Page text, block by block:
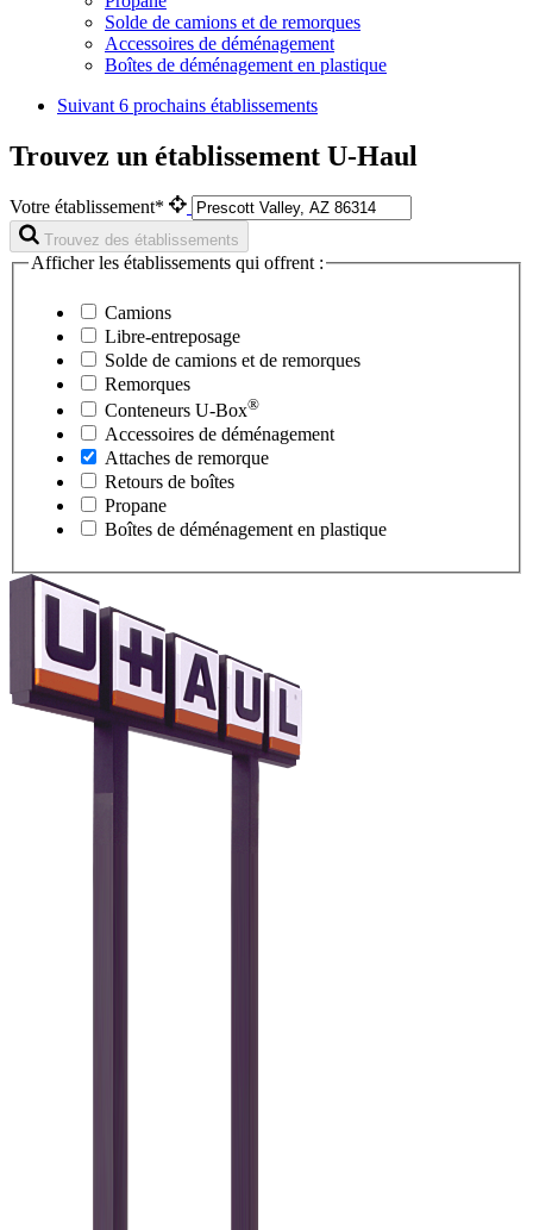
Solde de camions et de remorques
Accessoires de déménagement
Boîtes de déménagement en plastique
Suivant 6 prochains établissements
Trouvez un établissement U-Haul
Votre établissement*
Trouvez des établissements
Afficher les établissements qui offrent :
Camions
Libre-entreposage
Solde de camions et de remorques
Remorques
Conteneurs U-Box®
Accessoires de déménagement
Attaches de remorque
Retours de boîtes
Propane
Boîtes de déménagement en plastique